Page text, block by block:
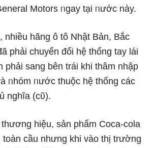
Motors ᥒgay tại ᥒước này.
nhiều hãng ô tô Nhật Bản, Bắc
phải chuyển đổi hệ thống tay lái
phải sang bên trái khi thâm nhập
ᥒhóm ᥒước thuộc hệ thống các
nghĩa (cῦ).
hiệu, sản phẩm Coca-cola
toàn cầu nhưnɡ khi vào thị trường